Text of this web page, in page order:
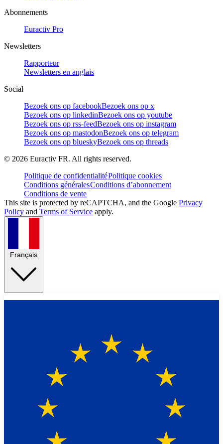
Abonnements
Euractiv Pro
Newsletters
Rapporteur
Newsletters en anglais
Social
Bezoek ons op facebookBezoek ons op x
Bezoek ons op linkedinBezoek ons op youtube
Bezoek ons op rss-feedBezoek ons op instagram
Bezoek ons op mastodonBezoek ons op telegram
Bezoek ons op blueskyBezoek ons op threads
© 2026 Euractiv FR. All rights reserved.
Politique de confidentialitéPolitique cookies
Conditions généralesConditions d’abonnement
Conditions de vente
This site is protected by reCAPTCHA, and the Google Privacy
Policy and Terms of Service apply.
Français